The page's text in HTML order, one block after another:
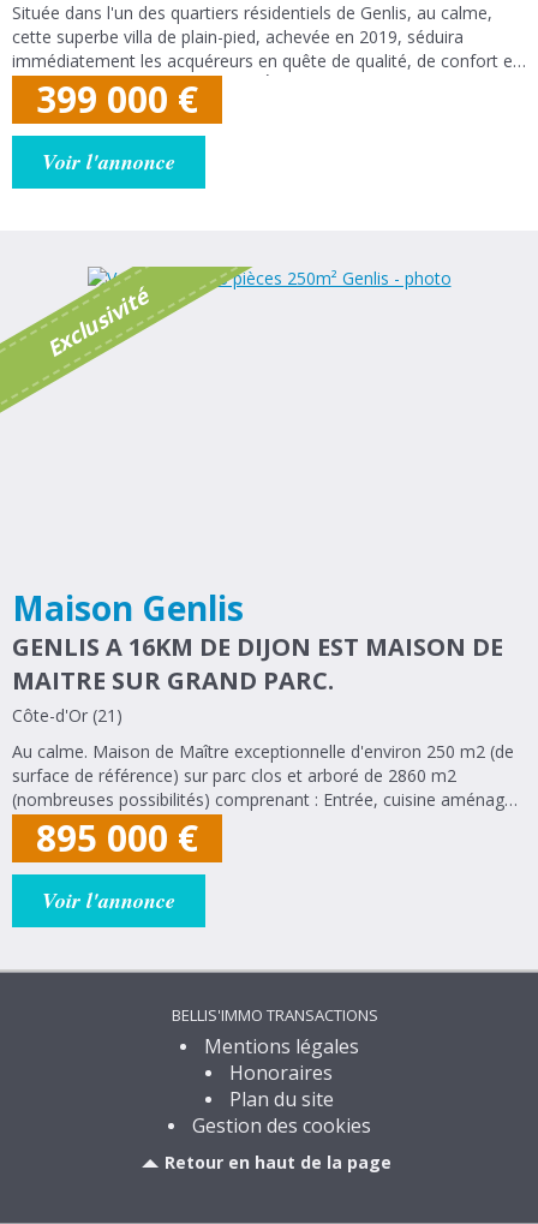
Située dans l'un des quartiers résidentiels de Genlis, au calme,
cette superbe villa de plain-pied, achevée en 2019, séduira
immédiatement les acquéreurs en quête de qualité, de confort et
de prestations haut de gamme. Édifiée sur une parcelle de 917
m2, cette...
399 000 €
Voir l'annonce
E
x
c
l
u
s
i
v
i
t
é
Maison Genlis
GENLIS A 16KM DE DIJON EST MAISON DE
MAITRE SUR GRAND PARC.
Côte-d'Or (21)
Au calme. Maison de Maître exceptionnelle d'environ 250 m2 (de
surface de référence) sur parc clos et arboré de 2860 m2
(nombreuses possibilités) comprenant : Entrée, cuisine aménagée
et équipée, séjour-salon traversant de 40 m2 avec cheminée
donnant sur terrasse de...
895 000 €
Voir l'annonce
BELLIS'IMMO TRANSACTIONS
Mentions légales
Honoraires
Plan du site
Gestion des cookies
Retour en haut de la page